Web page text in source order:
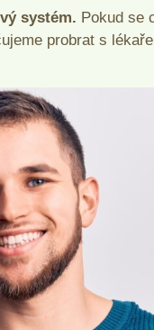
systém. Pokud se
probrat s